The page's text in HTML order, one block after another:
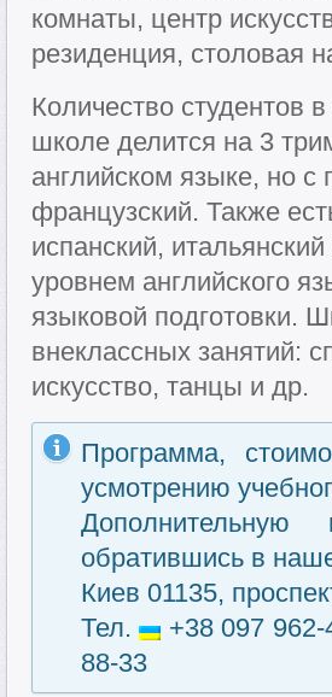
комнаты, центр
резиденция, столовая
Количество студентов
школе делится на 3
английском языке, но с
французский. Также
испанский,
уровнем английского
языковой подготовки.
внеклассных занятий:
искусство, танцы и др.
Программа,
усмотрению
обратившись в
Киев 01135,
Тел.
+38 097
88-33